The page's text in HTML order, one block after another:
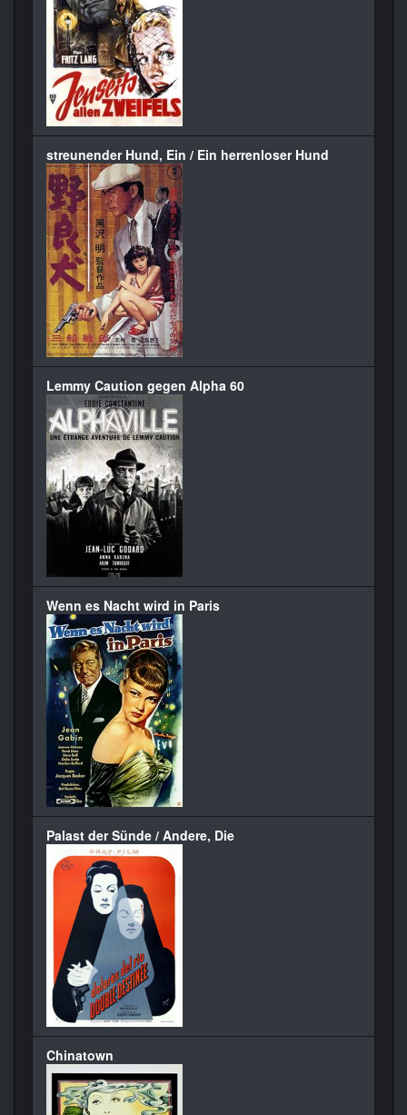
streunender Hund, Ein / Ein herrenloser Hund
Lemmy Caution gegen Alpha 60
Wenn es Nacht wird in Paris
Palast der Sünde / Andere, Die
Chinatown